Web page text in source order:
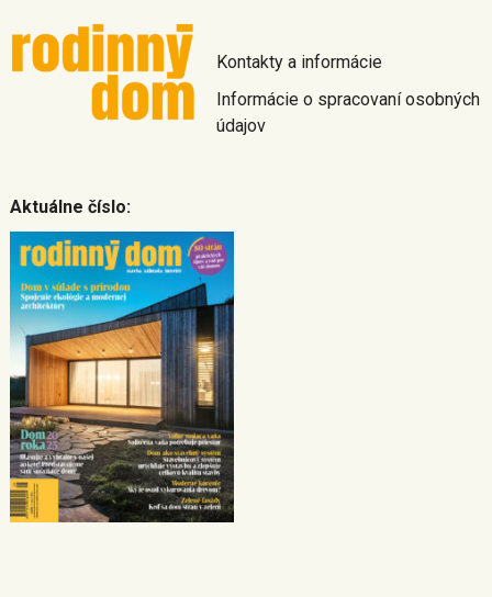
Kontakty a informácie
Informácie o spracovaní osobných
údajov
Aktuálne číslo: